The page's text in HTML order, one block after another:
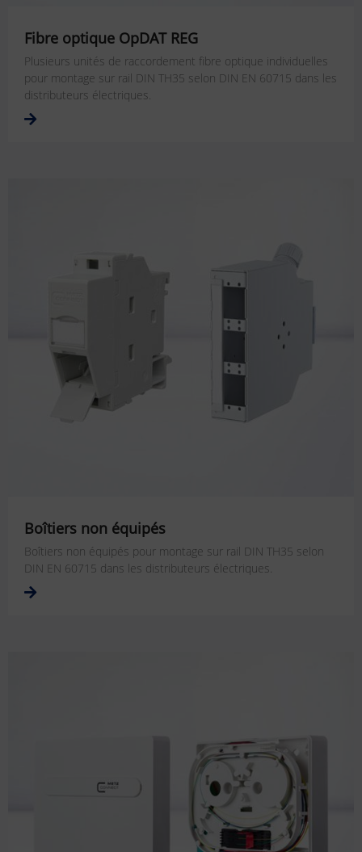
Fibre optique OpDAT REG
Plusieurs unités de raccordement fibre optique individuelles
pour montage sur rail DIN TH35 selon DIN EN 60715 dans les
distributeurs électriques.
Boîtiers non équipés
Boîtiers non équipés pour montage sur rail DIN TH35 selon
DIN EN 60715 dans les distributeurs électriques.